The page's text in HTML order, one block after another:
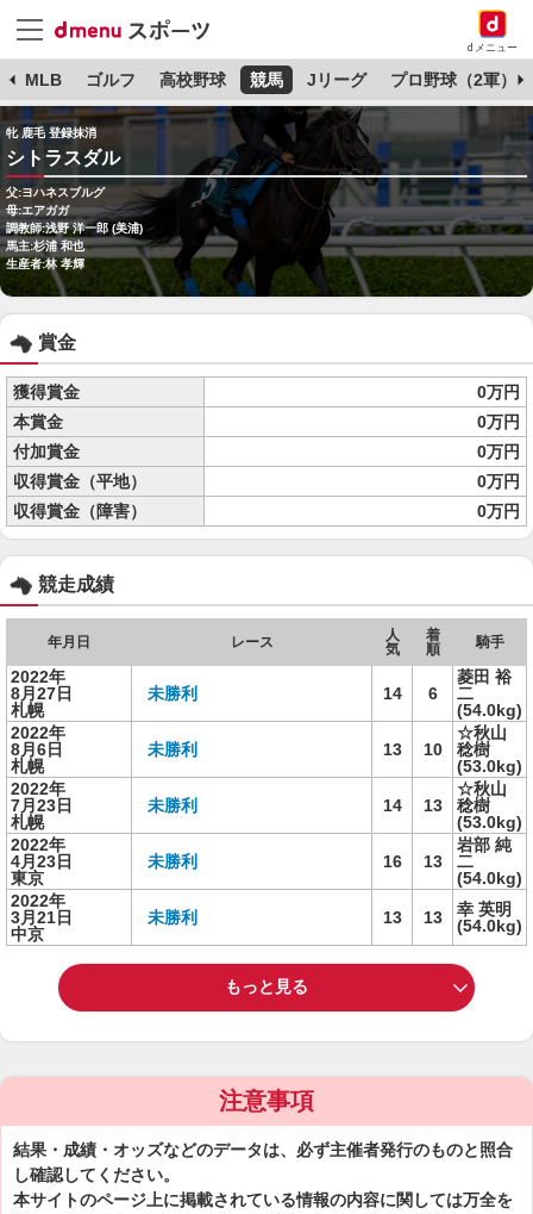
dメニュー
MLB ゴルフ 高校野球 競馬 Jリーグ プロ野球（2軍）
牝 鹿毛 登録抹消
シトラスダル
父:ヨハネスブルグ
母:エアガガ
調教師:浅野 洋一郎 (美浦)
馬主:杉浦 和也
生産者:林 孝輝
賞金
獲得賞金
0万円
本賞金
0万円
付加賞金
0万円
収得賞金（平地）
0万円
収得賞金（障害）
0万円
競走成績
年月日 レース
人
気
着
順
騎手
2022年
8月27日
札幌
未勝利 14 6
菱田 裕
二
(54.0kg)
2022年
8月6日
札幌
未勝利 13 10
☆秋山
稔樹
(53.0kg)
2022年
7月23日
札幌
未勝利 14 13
☆秋山
稔樹
(53.0kg)
2022年
4月23日
東京
未勝利 16 13
岩部 純
二
(54.0kg)
2022年
3月21日
中京
未勝利 13 13
幸 英明
(54.0kg)
もっと見る
注意事項
結果・成績・オッズなどのデータは、必ず主催者発行のものと照合
し確認してください。
本サイトのページ上に掲載されている情報の内容に関しては万全を